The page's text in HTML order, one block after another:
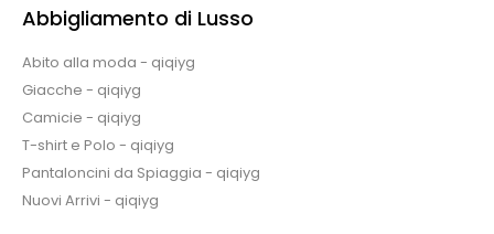
Abbigliamento di Lusso
Abito alla moda - qiqiyg
Giacche - qiqiyg
Camicie - qiqiyg
T-shirt e Polo - qiqiyg
Pantaloncini da Spiaggia - qiqiyg
Nuovi Arrivi - qiqiyg